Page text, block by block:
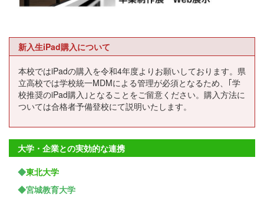
新入生iPad購入について
本校ではiPadの購入を令和4年度よりお願いしております。県
立高校では学校統一MDMによる管理が必須となるため、｢学
校推奨のiPad購入｣となることをご留意ください。購入方法に
ついては合格者予備登校にて説明いたします。
大学・企業との実効的な連携
◆東北大学
◆宮城教育大学